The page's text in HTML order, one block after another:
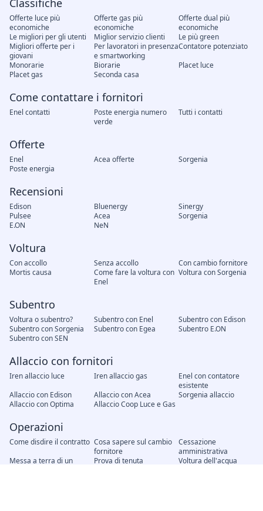
Classifiche
Offerte luce più
economiche
Offerte gas più
economiche
Offerte dual più
economiche
Le migliori per gli utenti
Miglior servizio clienti
Le più green
Migliori offerte per i
giovani
Per lavoratori in presenza
e smartworking
Contatore potenziato
Monorarie
Biorarie
Placet luce
Placet gas
Seconda casa
Come contattare i fornitori
Enel contatti
Poste energia numero
verde
Tutti i contatti
Offerte
Enel Acea offerte
Sorgenia
Poste energia
Recensioni
Edison Bluenergy
Sinergy
Pulsee
Acea
Sorgenia
E.ON
NeN
Voltura
Con accollo Senza accollo
Con cambio fornitore
Mortis causa
Come fare la voltura con
Enel
Voltura con Sorgenia
Subentro
Voltura o subentro? Subentro con Enel
Subentro con Edison
Subentro con Sorgenia
Subentro con Egea
Subentro E.ON
Subentro con SEN
Allaccio con fornitori
Iren allaccio luce Iren allaccio gas
Enel con contatore
esistente
Allaccio con Edison
Allaccio con Acea
Sorgenia allaccio
Allaccio con Optima
Allaccio Coop Luce e Gas
Operazioni
Come disdire il contratto Cosa sapere sul cambio
fornitore
Cessazione
amministrativa
Messa a terra di un
Prova di tenuta
Voltura dell'acqua